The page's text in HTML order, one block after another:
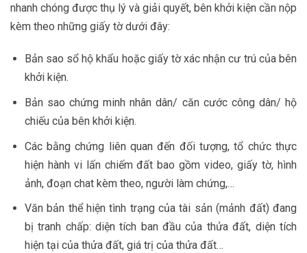
nhanh chóng được thụ lý và giải quyết, bên khởi kiện cần nộp
kèm theo những giấy tờ dưới đây:
Bản sao sổ hộ khẩu hoặc giấy tờ xác nhận cư trú của bên
khởi kiện.
Bản sao chứng minh nhân dân/ căn cước công dân/ hộ
chiếu của bên khởi kiện.
Các bằng chứng liên quan đến đối tượng, tổ chức thực
hiện hành vi lấn chiếm đất bao gồm video, giấy tờ, hình
ảnh, đoạn chat kèm theo, người làm chứng,…
Văn bản thể hiện tình trạng của tài sản (mảnh đất) đang
bị tranh chấp: diện tích ban đầu của thửa đất, diện tích
hiện tại của thửa đất, giá trị của thửa đất…